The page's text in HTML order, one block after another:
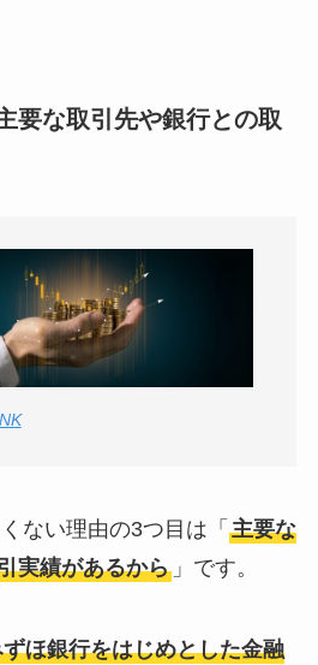
要な取引先や銀行との取
ない理由の3つ目は「 主要な
実績があるから」です。
ほ銀行をはじめとした金融